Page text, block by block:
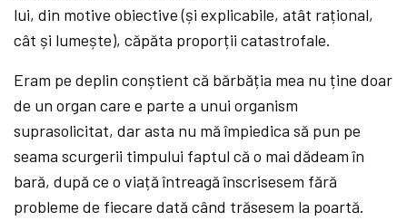
lui, din motive obiective (și explicabile, atât rațional,
cât și lumește), căpăta proporții catastrofale.
Eram pe deplin conștient că bărbăția mea nu ține doar
de un organ care e parte a unui organism
suprasolicitat, dar asta nu mă împiedica să pun pe
seama scurgerii timpului faptul că o mai dădeam în
bară, după ce o viață întreagă înscrisesem fără
probleme de fiecare dată când trăsesem la poartă.